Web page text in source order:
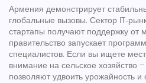
Армения демонстрирует
глобальные вызовы. Сектор
стартапы получают поддержку
правительство запускает
специалистов. Если вы ищете
внимание на сельское хозяйство
позволяют удвоить урожайность